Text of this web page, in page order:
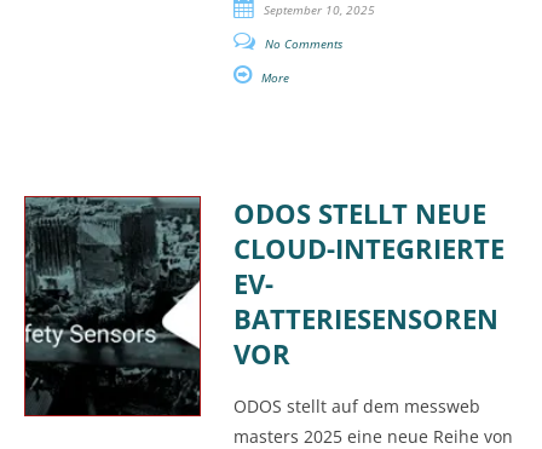
September 10, 2025
No Comments
More
ODOS STELLT NEUE
CLOUD-INTEGRIERTE
EV-
BATTERIESENSOREN
VOR
ODOS stellt auf dem messweb
masters 2025 eine neue Reihe von